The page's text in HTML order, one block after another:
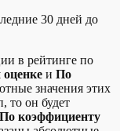
30 дней до
в рейтинге по
оценке и По
значения этих
то он будет
По коэффициенту